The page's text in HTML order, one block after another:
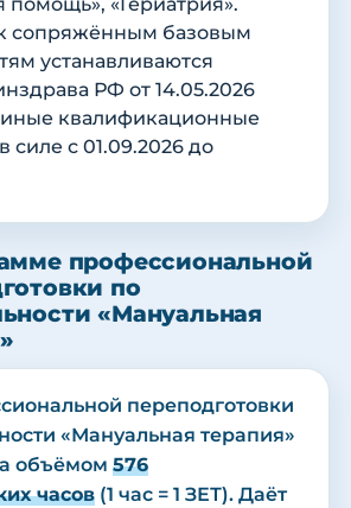
сопряжённым базовым
устанавливаются
РФ от 14.05.2026
квалификационные
силе с 01.09.2026 до
профессиональной
по
«Мануальная
переподготовки
«Мануальная терапия»
объёмом 576
часов (1 час = 1 ЗЕТ). Даёт